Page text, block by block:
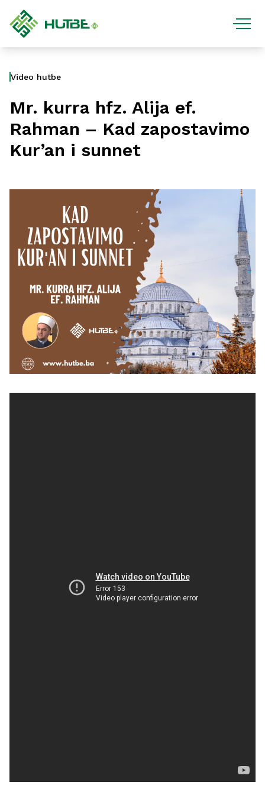
Video hutbe
Mr. kurra hfz. Alija ef.
Rahman – Kad zapostavimo
Kur’an i sunnet